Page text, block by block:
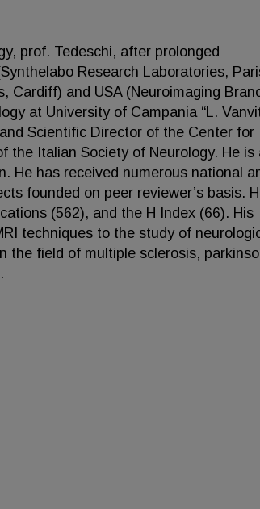
prof. Tedeschi, after prolonged
Research Laboratories,
Cardiff) and USA (Neuroimaging
at University of Campania “L.
Scientific Director of the Center for
the Italian Society of Neurology. He is
He has received numerous national
founded on peer reviewer’s basis.
(562), and the H Index (66). His
techniques to the study of
the field of multiple sclerosis,